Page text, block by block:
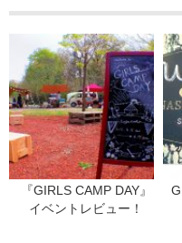
『GIRLS CAMP DAY』
イベントレビュー！